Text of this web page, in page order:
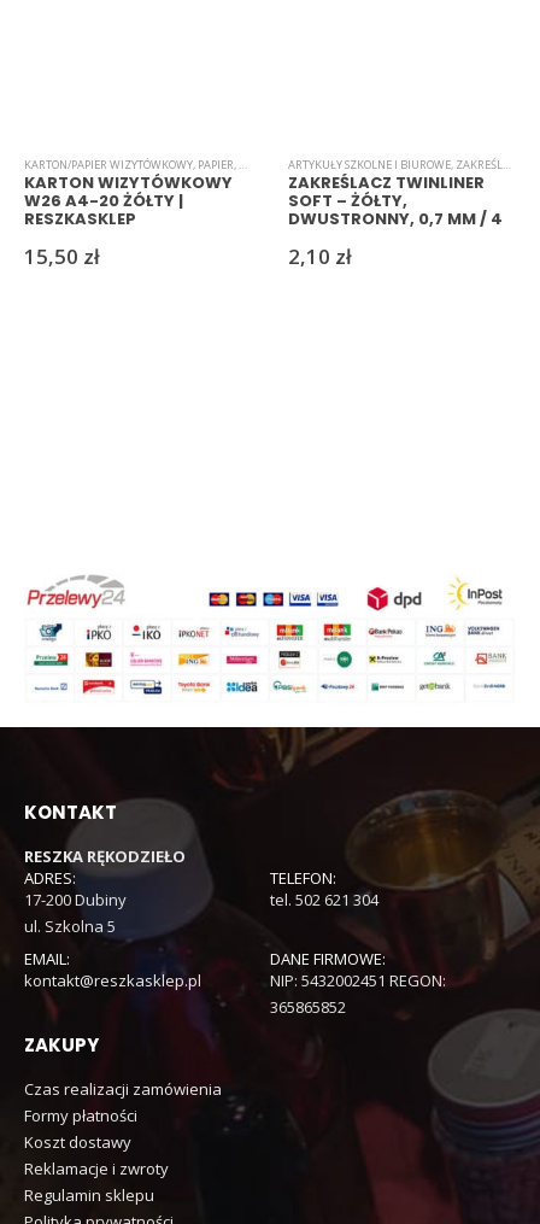
KARTON/PAPIER WIZYTÓWKOWY, PAPIER, ARTYKUŁY OZDOBNE/KREATYWNE,ARTYKUŁY SZKOLNE I
KARTON WIZYTÓWKOWY
W26 A4-20 ŻÓŁTY |
RESZKASKLEP
15,50 zł
ARTYKUŁY SZKOLNE I BIUROWE, ZAKREŚLACZE
ZAKREŚLACZ TWINLINER
SOFT – ŻÓŁTY,
DWUSTRONNY, 0,7 MM / 4
2,10 zł
KONTAKT
RESZKA RĘKODZIEŁO
ADRES:
17-200 Dubiny
ul. Szkolna 5
TELEFON:
tel. 502 621 304
EMAIL:
kontakt@reszkasklep.pl
DANE FIRMOWE:
NIP: 5432002451 REGON:
365865852
ZAKUPY
Czas realizacji zamówienia
Formy płatności
Koszt dostawy
Reklamacje i zwroty
Regulamin sklepu